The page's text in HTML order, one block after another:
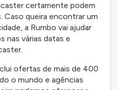
certamente podem
Caso queira encontrar um
a Rumbo vai ajudar
nas várias datas e
ofertas de mais de 400
o mundo e agências